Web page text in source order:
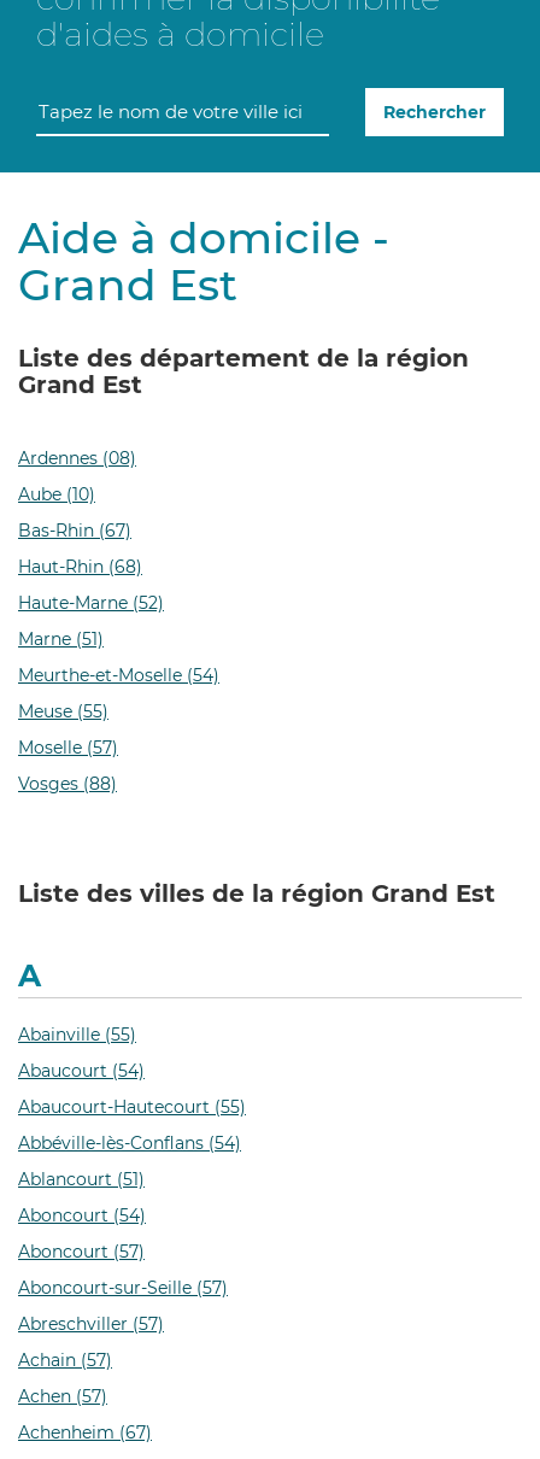
d'aides à domicile
Rechercher
Aide à domicile -
Grand Est
Liste des département de la région
Grand Est
Ardennes (08)
Aube (10)
Bas-Rhin (67)
Haut-Rhin (68)
Haute-Marne (52)
Marne (51)
Meurthe-et-Moselle (54)
Meuse (55)
Moselle (57)
Vosges (88)
Liste des villes de la région Grand Est
A
Abainville (55)
Abaucourt (54)
Abaucourt-Hautecourt (55)
Abbéville-lès-Conflans (54)
Ablancourt (51)
Aboncourt (54)
Aboncourt (57)
Aboncourt-sur-Seille (57)
Abreschviller (57)
Achain (57)
Achen (57)
Achenheim (67)